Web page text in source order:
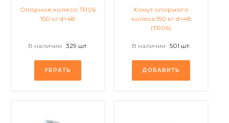
Опорное колесо TR06
150 кг d=48
В наличии 329 шт.
УБРАТЬ
Хомут опорного
колеса 150 кг d=48
(TR06)
В наличии 501 шт.
ДОБАВИТЬ